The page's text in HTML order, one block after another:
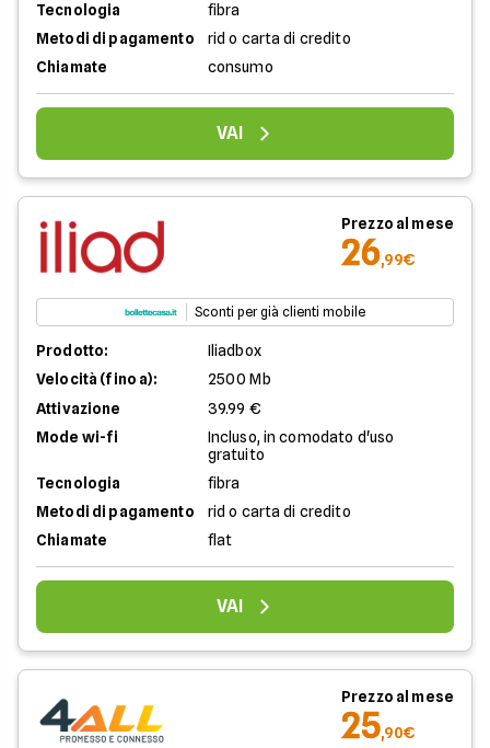
Tecnologia
fibra
Metodi di pagamento
rid o carta di credito
Chiamate
consumo
VAI
Prezzo al mese
26,99€
Sconti per già clienti mobile
Prodotto:
Iliadbox
Velocità (fino a):
2500 Mb
Attivazione
39.99 €
Mode wi-fi
Incluso, in comodato d'uso
gratuito
Tecnologia
fibra
Metodi di pagamento
rid o carta di credito
Chiamate
flat
VAI
Prezzo al mese
25,90€